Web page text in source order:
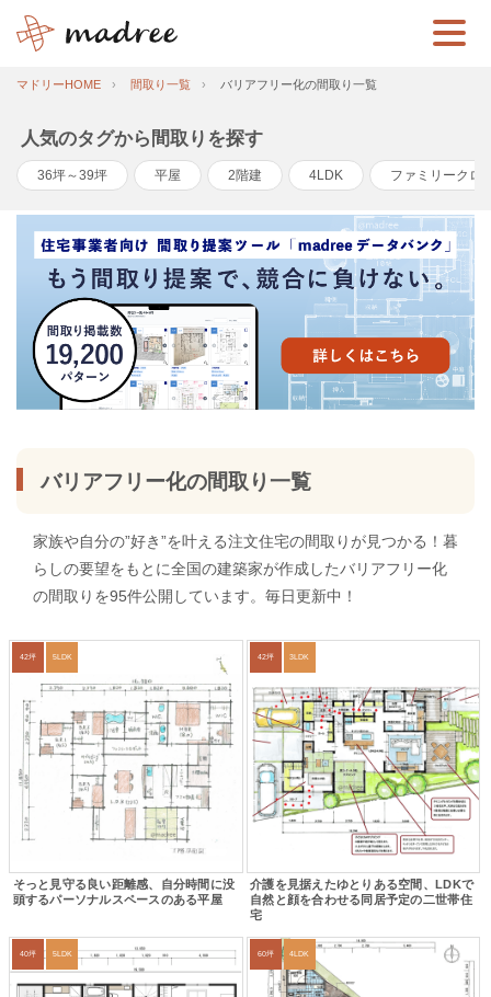
マドリーHOME 間取り一覧 バリアフリー化の間取り一覧
人気のタグから間取りを探す
36坪～39坪 平屋 2階建 4LDK ファミリークロ
バリアフリー化の間取り一覧
家族や自分の”好き”を叶える注文住宅の間取りが見つかる！暮
らしの要望をもとに全国の建築家が作成したバリアフリー化
の間取りを95件公開しています。毎日更新中！
42坪 5LDK
そっと見守る良い距離感、自分時間に没
頭するパーソナルスペースのある平屋
42坪 3LDK
介護を見据えたゆとりある空間、LDKで
自然と顔を合わせる同居予定の二世帯住
宅
40坪 5LDK 60坪 4LDK